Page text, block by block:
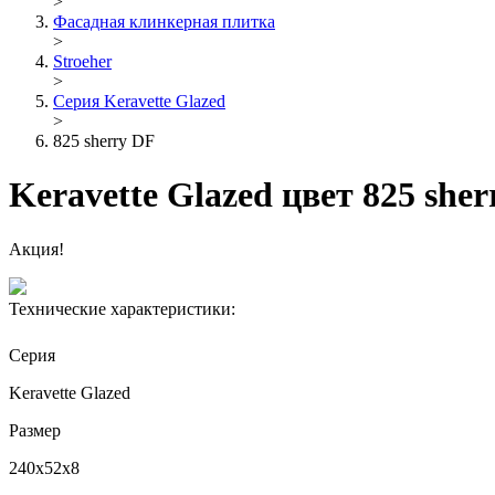
Фасадная клинкерная плитка
>
Stroeher
>
Серия Keravette Glazed
>
825 sherry DF
Keravette Glazed цвет 825
Акция!
Технические характеристики:
Серия
Keravette Glazed
Размер
240x52x8